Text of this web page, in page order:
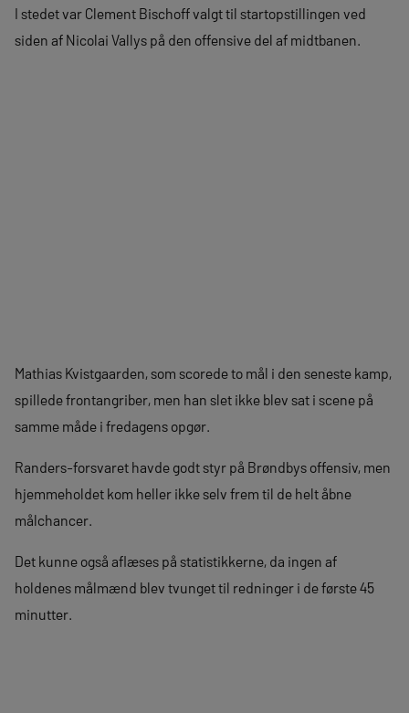
I stedet var Clement Bischoff valgt til startopstillingen ved
siden af Nicolai Vallys på den offensive del af midtbanen.
Mathias Kvistgaarden, som scorede to mål i den seneste kamp,
spillede frontangriber, men han slet ikke blev sat i scene på
samme måde i fredagens opgør.
Randers-forsvaret havde godt styr på Brøndbys offensiv, men
hjemmeholdet kom heller ikke selv frem til de helt åbne
målchancer.
Det kunne også aflæses på statistikkerne, da ingen af
holdenes målmænd blev tvunget til redninger i de første 45
minutter.